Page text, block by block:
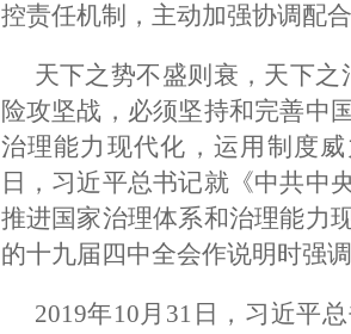
控责任机制，主动加强协调配
天下之势不盛则衰，天下
险攻坚战，必须坚持和完善中
治理能力现代化，运用制度
日，习近平总书记就《中共中
推进国家治理体系和治理能力
的十九届四中全会作说明时强
2019年10月31日，习近平